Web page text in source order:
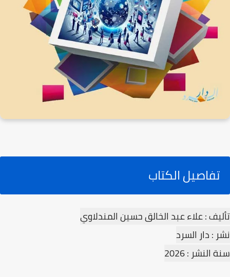
تفاصيل الكتاب
تأليف : علاء عبد الخالق حسين المندلاوي
نشر : دار السرد
سنة النشر : 2026